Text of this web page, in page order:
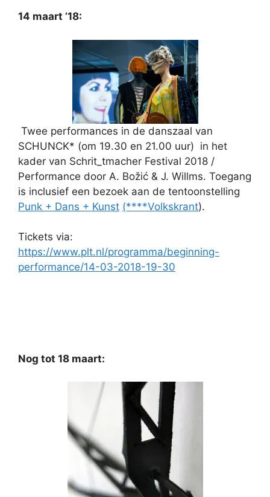
14 maart ’18:
Twee performances in de danszaal van
SCHUNCK* (om 19.30 en 21.00 uur) in het
kader van Schrit_tmacher Festival 2018 /
Performance door A. Božić & J. Willms. Toegang
is inclusief een bezoek aan de tentoonstelling
Punk + Dans + Kunst (****Volkskrant).
Tickets via:
https://www.plt.nl/programma/beginning-
performance/14-03-2018-19-30
Nog tot 18 maart: